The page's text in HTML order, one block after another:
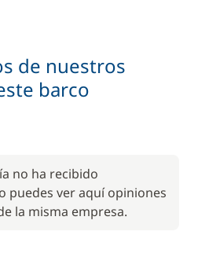
de nuestros
barco
no ha recibido
puedes ver aquí opiniones
la misma empresa.